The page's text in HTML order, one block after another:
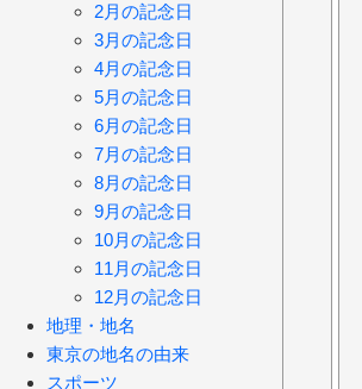
2月の記念日
3月の記念日
4月の記念日
5月の記念日
6月の記念日
7月の記念日
8月の記念日
9月の記念日
10月の記念日
11月の記念日
12月の記念日
地理・地名
東京の地名の由来
スポーツ